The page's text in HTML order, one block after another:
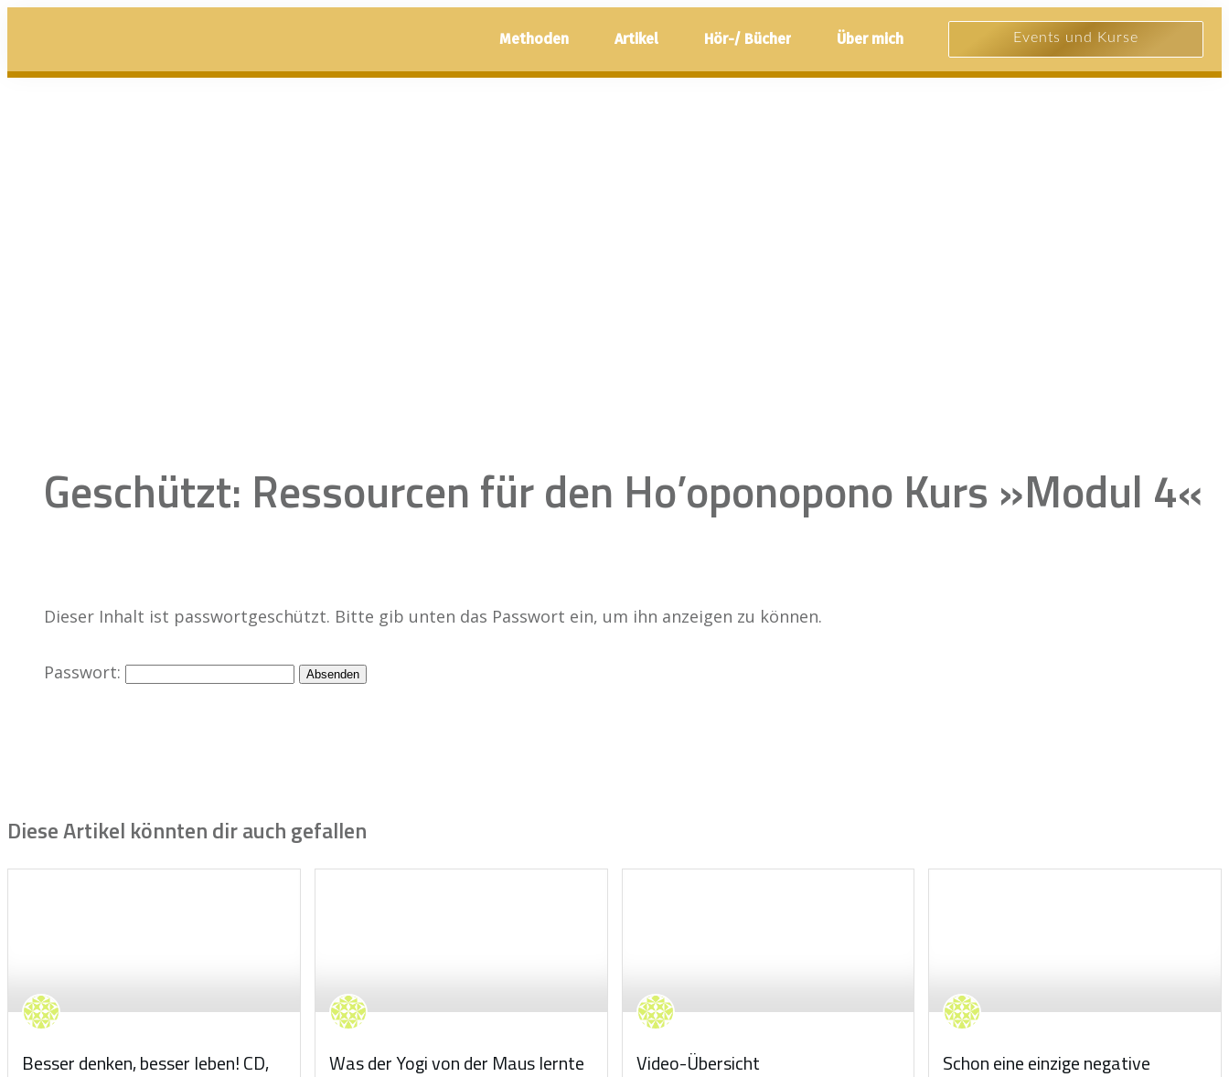
Methoden Artikel Hör-/ Bücher Über mich Events und Kurse
Geschützt: Ressourcen für den Ho’oponopono Kurs »Modul 4«
Dieser Inhalt ist passwortgeschützt. Bitte gib unten das Passwort ein, um ihn anzeigen zu können.
Passwort:
Diese Artikel könnten dir auch gefallen
Besser denken, besser leben! CD,
Was der Yogi von der Maus lernte Video-Übersicht
Schon eine einzige negative